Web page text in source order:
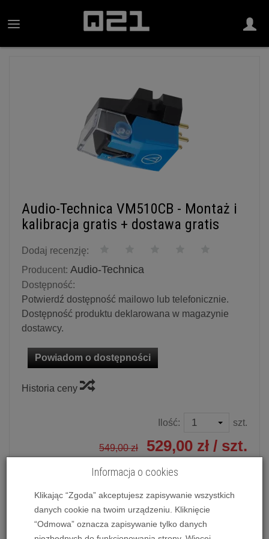
Audio-Technica VM510CB - Montaż i
kalibracja gratis + dostawa gratis
Dodaj recenzję:
Producent: Audio-Technica
Dostępność:
Potwierdź dostępność mailowo lub telefonicznie.
Dostępność produktu deklarowana w magazynie
dostawcy.
Powiadom o dostępności
Historia ceny
Ilość: szt.
549,00 zł 529,00 zł / szt.
dodaj do koszyka
Wkładka gramofonowa Audio-Technica VM510CB
Informacja o cookies
Klikając “Zgoda” akceptujesz zapisywanie wszystkich
danych cookie na twoim urządzeniu. Kliknięcie
“Odmowa” oznacza zapisywanie tylko danych